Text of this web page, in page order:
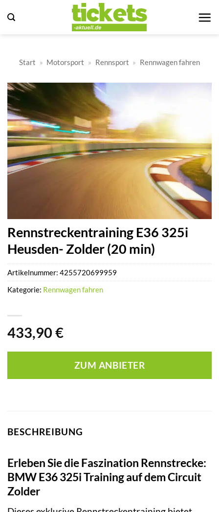
Inhalt
Start » Motorsport » Rennsport » Rennwagen fahren
Rennstreckentraining E36 325i
Heusden- Zolder (20 min)
433,90 €
ZUM ANBIETER
Artikelnummer: 4255720699959
Kategorie: Rennwagen fahren
BESCHREIBUNG
Erleben Sie die Faszination Rennstrecke:
BMW E36 325i Training auf dem Circuit
Zolder